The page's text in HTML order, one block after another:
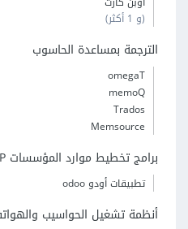
(و 1 أكثر)
الترجمة بمساعدة الحاسوب
omegaT
memoQ
Trados
Memsource
برامج تخطيط موارد المؤسسات ERP
تطبيقات أودو odoo
أنظمة تشغيل الحواسيب